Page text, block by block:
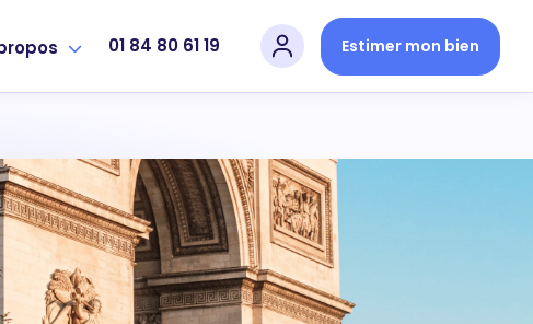
01 84 80 61 19 Estimer mon bien